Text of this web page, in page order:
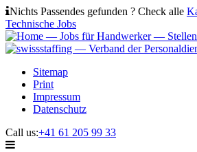
Nichts Passendes gefunden ? Check alle
Technische Jobs
Sitemap
Print
Impressum
Datenschutz
Call us:+41 61 205 99 33